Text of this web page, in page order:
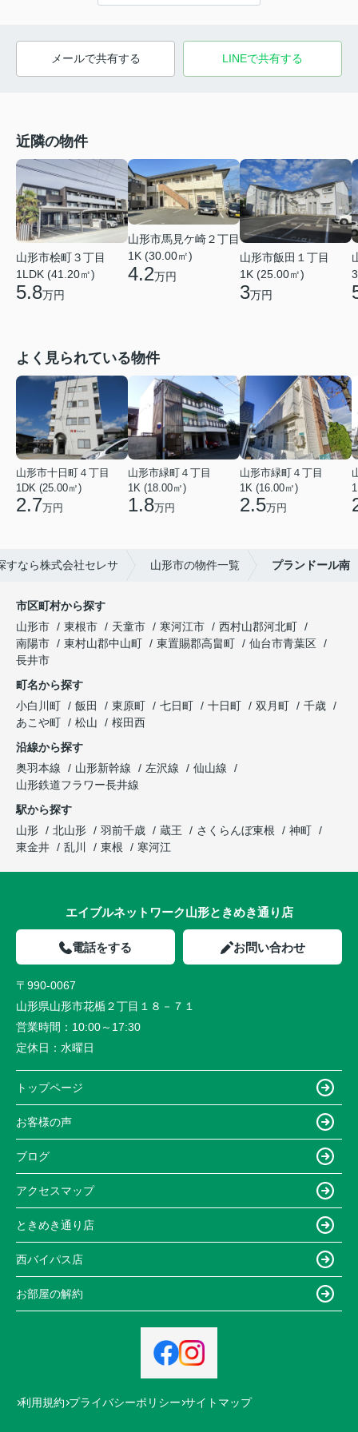
メールで共有する LINEで共有する
近隣の物件
山形市桧町３丁目
1LDK (41.20㎡)
5.8万円
山形市馬見ケ崎２丁目
1K (30.00㎡)
4.2万円
山形市飯田１丁目
1K (25.00㎡)
3万円
よく見られている物件
山形市十日町４丁目
1DK (25.00㎡)
2.7万円
山形市緑町４丁目
1K (18.00㎡)
1.8万円
山形市緑町４丁目
1K (16.00㎡)
2.5万円
すなら株式会社セレサ 山形市の物件一覧 プランドール南
市区町村から探す
山形市
東根市 天童市 寒河江市
西村山郡河北町
南陽市
東村山郡中山町 東置賜郡高畠町
仙台市青葉区
長井市
町名から探す
小白川町
飯田 東原町 七日町 十日町 双月町
千歳
あこや町
松山
桜田西
沿線から探す
奥羽本線
山形新幹線 左沢線
仙山線
山形鉄道フラワー長井線
駅から探す
山形
北山形 羽前千歳 蔵王 さくらんぼ東根
神町
東金井
乱川 東根 寒河江
エイブルネットワーク山形ときめき通り店
電話をする お問い合わせ
〒990-0067
山形県山形市花楯２丁目１８－７１
営業時間： 10:00～17:30
定休日： 水曜日
トップページ
お客様の声
ブログ
アクセスマップ
ときめき通り店
西バイパス店
お部屋の解約
利用規約 プライバシーポリシー サイトマップ